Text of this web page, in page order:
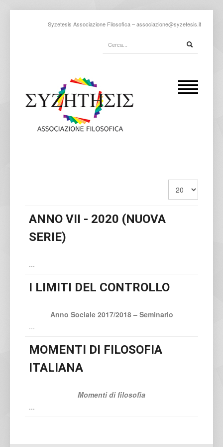
Syzetesis Associazione Filosofica –associazione@syzetesis.it
ANNO VII - 2020 (NUOVA
SERIE)
...
I LIMITI DEL CONTROLLO
Anno Sociale 2017/2018 – Seminario
...
MOMENTI DI FILOSOFIA
ITALIANA
Momenti di filosofia
...